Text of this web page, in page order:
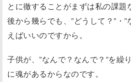
とに徹することがまずは私の課題
後から幾らでも、”どうして？”・
えばいいのですから。
子供が、”なんで？なんで？”を繰
に魂があるからなのです。